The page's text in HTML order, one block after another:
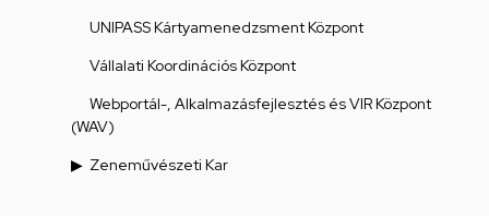
UNIPASS Kártyamenedzsment Központ
Vállalati Koordinációs Központ
Webportál-, Alkalmazásfejlesztés és VIR Központ
(WAV)
Zeneművészeti Kar